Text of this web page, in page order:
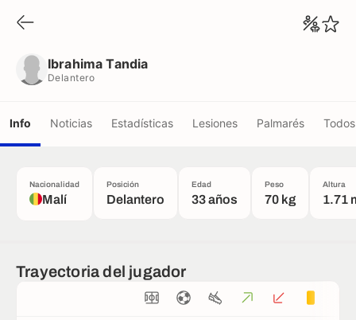
Ibrahima Tandia
Delantero
Info Noticias Estadísticas Lesiones Palmarés
Nacionalidad
Malí
Posición
Delantero
Edad
33 años
Peso
70 kg
Altura
1.71
Trayectoria del jugador